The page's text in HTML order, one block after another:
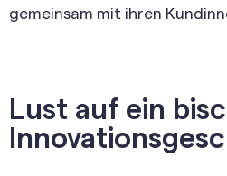
gemeinsam mit ihren
Lust auf ein